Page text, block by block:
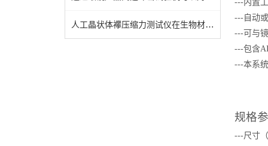
人工晶状体襻压缩力测试仪在生物材料研究中的应用价值
---内置
---自动
---可与
---包含
---本系
规格
---尺寸